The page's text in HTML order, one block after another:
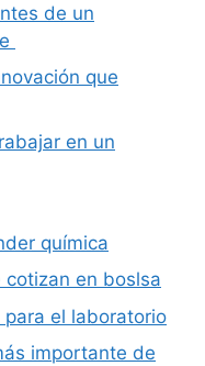
de un
que
en un
química
cotizan en boslsa
el laboratorio
importante de